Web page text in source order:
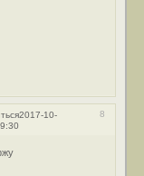
8
2017-10-